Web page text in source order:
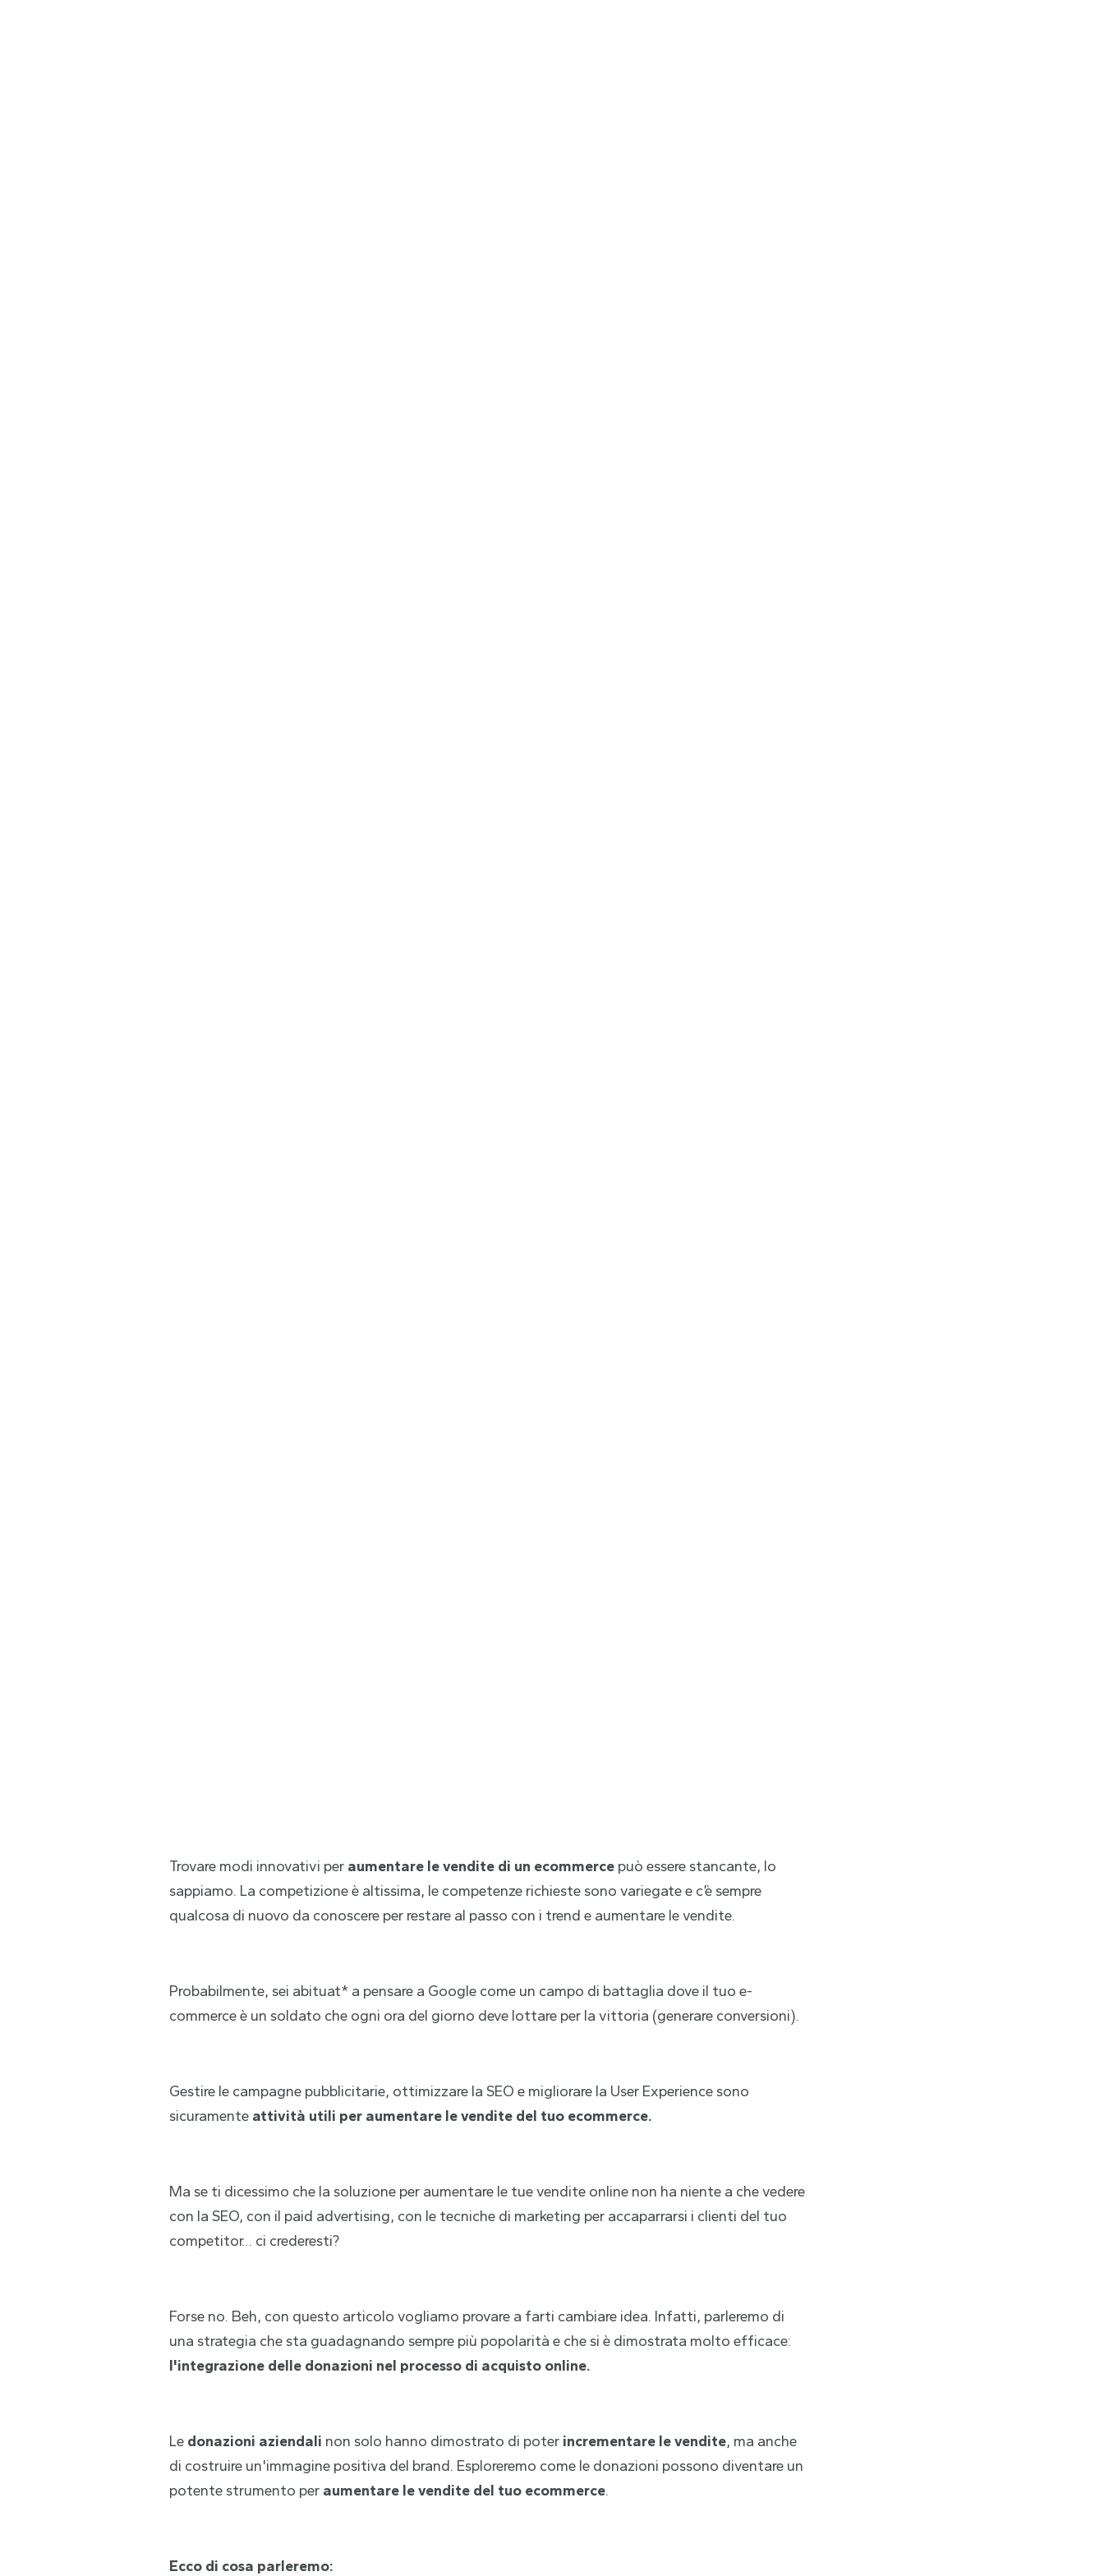
Trovare modi innovativi per aumentare le vendite di un ecommerce può essere stancante, lo
sappiamo. La competizione è altissima, le competenze richieste sono variegate e c’è sempre
qualcosa di nuovo da conoscere per restare al passo con i trend e aumentare le vendite.
Probabilmente, sei abituat* a pensare a Google come un campo di battaglia dove il tuo e-
commerce è un soldato che ogni ora del giorno deve lottare per la vittoria (generare conversioni).
Gestire le campagne pubblicitarie, ottimizzare la SEO e migliorare la User Experience sono
sicuramente attività utili per aumentare le vendite del tuo ecommerce.
Ma se ti dicessimo che la soluzione per aumentare le tue vendite online non ha niente a che vedere
con la SEO, con il paid advertising, con le tecniche di marketing per accaparrarsi i clienti del tuo
competitor… ci crederesti?
Forse no. Beh, con questo articolo vogliamo provare a farti cambiare idea. Infatti, parleremo di
una strategia che sta guadagnando sempre più popolarità e che si è dimostrata molto efficace:
l'integrazione delle donazioni nel processo di acquisto online.
Le donazioni aziendali non solo hanno dimostrato di poter incrementare le vendite, ma anche
di costruire un'immagine positiva del brand. Esploreremo come le donazioni possono diventare un
potente strumento per aumentare le vendite del tuo ecommerce.
Ecco di cosa parleremo: